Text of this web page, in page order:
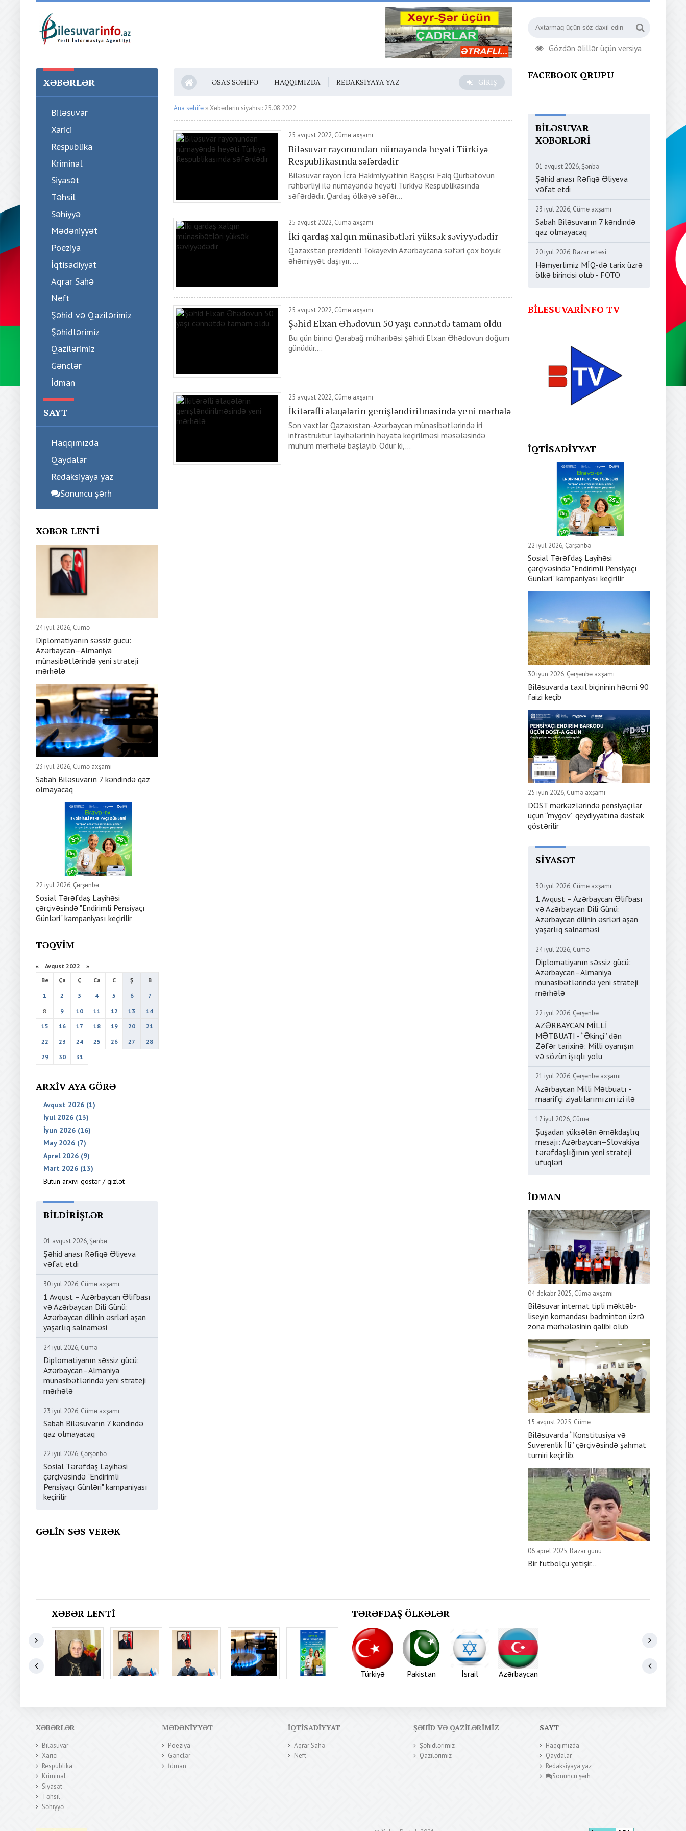
Gözdən əlillər üçün versiya
XƏBƏRLƏR
Biləsuvar
Xarici
Respublika
Kriminal
Siyasət
Təhsil
Səhiyyə
Mədəniyyət
Poeziya
İqtisadiyyat
Aqrar Sahə
Neft
Şəhid və Qazilərimiz
Şəhidlərimiz
Qazilərimiz
Gənclər
İdman
SAYT
Haqqımızda
Qaydalar
Redaksiyaya yaz
Sonuncu şərh
XƏBƏR LENTI
24 iyul 2026, Cümə
Diplomatiyanın səssiz gücü:
Azərbaycan–Almaniya
münasibətlərində yeni strateji
mərhələ
23 iyul 2026, Cümə axşamı
Sabah Biləsuvarın 7 kəndində qaz
olmayacaq
22 iyul 2026, Çərşənbə
Sosial Tərəfdaş Layihəsi
çərçivəsində "Endirimli Pensiyaçı
Günləri" kampaniyası keçirilir
TƏQVIM
« Avqust 2022 »
Be
Ça Ç Ca C Ş
B
1
2 3 4 5 6
7
8
9 10 11 12 13
14
15
16 17 18 19 20
21
22
23 24 25 26 27
28
29
30 31
ARXIV AYA GÖRƏ
Avqust 2026 (1)
İyul 2026 (13)
İyun 2026 (16)
May 2026 (7)
Aprel 2026 (9)
Mart 2026 (13)
Bütün arxivi göstər / gizlət
BILDIRIŞLƏR
01 avqust 2026, Şənbə
Şəhid anası Rəfiqə Əliyeva
vəfat etdi
30 iyul 2026, Cümə axşamı
1 Avqust – Azərbaycan Əlifbası
və Azərbaycan Dili Günü:
Azərbaycan dilinin əsrləri aşan
yaşarlıq salnaməsi
24 iyul 2026, Cümə
Diplomatiyanın səssiz gücü:
Azərbaycan–Almaniya
münasibətlərində yeni strateji
mərhələ
23 iyul 2026, Cümə axşamı
Sabah Biləsuvarın 7 kəndində
qaz olmayacaq
22 iyul 2026, Çərşənbə
Sosial Tərəfdaş Layihəsi
çərçivəsində "Endirimli
Pensiyaçı Günləri" kampaniyası
keçirilir
GƏLIN SƏS VERƏK
ƏSAS SƏHIFƏ HAQQIMIZDA REDAKSIYAYA YAZ GIRIŞ
Ana səhifə » Xəbərlərin siyahısı: 25.08.2022
25 avqust 2022, Cümə axşamı
Biləsuvar rayonundan nümayəndə heyəti Türkiyə
Respublikasında səfərdədir
Biləsuvar rayon İcra Hakimiyyətinin Başçısı Faiq Qürbətovun
rəhbərliyi ilə nümayəndə heyəti Türkiyə Respublikasında
səfərdədir. Qardaş ölkəyə səfər...
25 avqust 2022, Cümə axşamı
İki qardaş xalqın münasibətləri yüksək səviyyədədir
Qazaxstan prezidenti Tokayevin Azərbaycana səfəri çox böyük
əhəmiyyət daşıyır. ...
25 avqust 2022, Cümə axşamı
Şəhid Elxan Əhədovun 50 yaşı cənnətdə tamam oldu
Bu gün birinci Qarabağ müharibəsi şəhidi Elxan Əhədovun doğum
günüdür....
25 avqust 2022, Cümə axşamı
İkitərəfli əlaqələrin genişləndirilməsində yeni mərhələ
Son vaxtlar Qazaxıstan-Azərbaycan münasibətlərində iri
infrastruktur layihələrinin həyata keçirilməsi məsələsində
mühüm mərhələ başlayıb. Odur ki,...
FACEBOOK QRUPU
BILƏSUVAR
XƏBƏRLƏRI
01 avqust 2026, Şənbə
Şəhid anası Rəfiqə Əliyeva
vəfat etdi
23 iyul 2026, Cümə axşamı
Sabah Biləsuvarın 7 kəndində
qaz olmayacaq
20 iyul 2026, Bazar ertəsi
Həmyerlimiz MİQ-də tarix üzrə
ölkə birincisi olub - FOTO
BILESUVARINFO TV
İQTISADIYYAT
22 iyul 2026, Çərşənbə
Sosial Tərəfdaş Layihəsi
çərçivəsində "Endirimli Pensiyaçı
Günləri" kampaniyası keçirilir
30 iyun 2026, Çərşənbə axşamı
Biləsuvarda taxıl biçininin həcmi 90
faizi keçib
25 iyun 2026, Cümə axşamı
DOST mərkəzlərində pensiyaçılar
üçün “mygov” qeydiyyatına dəstək
göstərilir
SIYASƏT
30 iyul 2026, Cümə axşamı
1 Avqust – Azərbaycan Əlifbası
və Azərbaycan Dili Günü:
Azərbaycan dilinin əsrləri aşan
yaşarlıq salnaməsi
24 iyul 2026, Cümə
Diplomatiyanın səssiz gücü:
Azərbaycan–Almaniya
münasibətlərində yeni strateji
mərhələ
22 iyul 2026, Çərşənbə
AZƏRBAYCAN MİLLİ
MƏTBUATI - “Əkinçi” dən
Zəfər tarixinə: Milli oyanışın
və sözün işıqlı yolu
21 iyul 2026, Çərşənbə axşamı
Azərbaycan Milli Mətbuatı -
maarifçi ziyalılarımızın izi ilə
17 iyul 2026, Cümə
Şuşadan yüksələn əməkdaşlıq
mesajı: Azərbaycan–Slovakiya
tərəfdaşlığının yeni strateji
üfüqləri
İDMAN
04 dekabr 2025, Cümə axşamı
Biləsuvar internat tipli məktəb-
liseyin komandası badminton üzrə
zona mərhələsinin qalibi olub
15 avqust 2025, Cümə
Biləsuvarda “Konstitusiya və
Suverenlik İli” çərçivəsində şahmat
turniri keçirlib.
06 aprel 2025, Bazar günü
Bir futbolçu yetişir...
XƏBƏR LENTI TƏRƏFDAŞ ÖLKƏLƏR
Türkiyə Pakistan İsrail Azərbaycan
XƏBƏRLƏR
Biləsuvar
Xarici
Respublika
Kriminal
Siyasət
Təhsil
Səhiyyə
MƏDƏNIYYƏT
Poeziya
Gənclər
İdman
İQTISADIYYAT
Aqrar Sahə
Neft
ŞƏHID VƏ QAZILƏRIMIZ
Şəhidlərimiz
Qazilərimiz
SAYT
Haqqımızda
Qaydalar
Redaksiyaya yaz
Sonuncu şərh